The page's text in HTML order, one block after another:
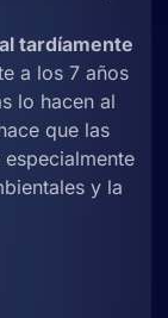
tardíamente
a los 7 años
lo hacen al
que las
y la